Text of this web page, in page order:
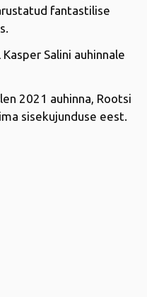
fantastilise
Salini auhinnale
2021 auhinna, Rootsi
sisekujunduse eest.